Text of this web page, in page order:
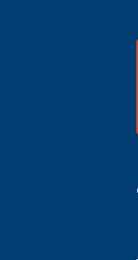
sofrer *A